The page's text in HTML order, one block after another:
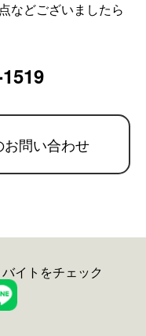
などございましたら
お問い合わせ
イトをチェック